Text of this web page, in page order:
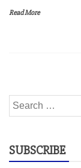
Read More
Search
for:
SUBSCRIBE